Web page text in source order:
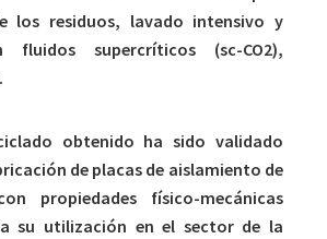
los residuos, lavado intensivo y
fluidos supercríticos (sc-CO2),
obtenido ha sido validado
de placas de aislamiento de
propiedades físico-mecánicas
su utilización en el sector de la